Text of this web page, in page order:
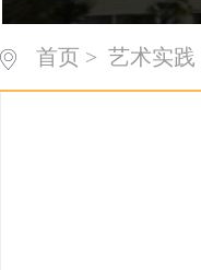
首页 > 艺术实践